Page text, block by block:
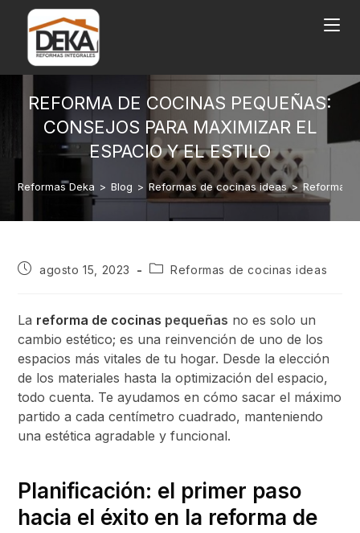
REFORMA DE COCINAS PEQUEÑAS:
CONSEJOS PARA MAXIMIZAR EL
ESPACIO Y EL ESTILO
Reformas Deka > Blog > Reformas de cocinas ideas > Reforma
agosto 15, 2023 Reformas de cocinas ideas
La reforma de cocinas pequeñas no es solo un
cambio estético; es una reinvención de uno de los
espacios más vitales de tu hogar. Desde la elección
de los materiales hasta la optimización del espacio,
todo cuenta. Te ayudamos en cómo sacar el máximo
partido a cada centímetro cuadrado, manteniendo
una estética agradable y funcional.
Planificación: el primer paso
hacia el éxito en la reforma de